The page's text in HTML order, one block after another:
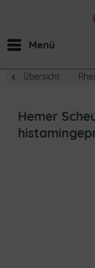
Menü
Übersicht
Hemer